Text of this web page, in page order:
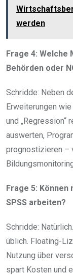
werden
Frage 4:
Behörden oder
Schridde: Neben
Erweiterungen
und „Regression“
auswerten,
prognostizieren –
Frage 5:
SPSS arbeiten?
Schridde:
üblich. Floating-
Nutzung über
spart Kosten und